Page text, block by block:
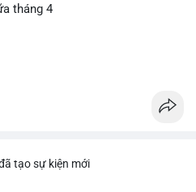
tháng 4
tạo sự kiện mới